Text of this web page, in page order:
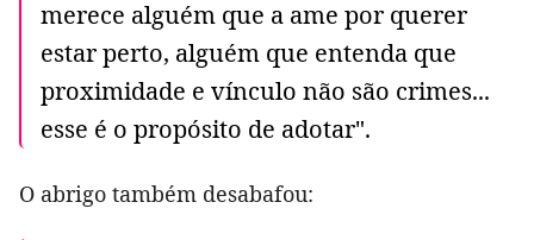
merece alguém que a ame por querer
estar perto, alguém que entenda que
proximidade e vínculo não são crimes...
esse é o propósito de adotar".
O abrigo também desabafou: